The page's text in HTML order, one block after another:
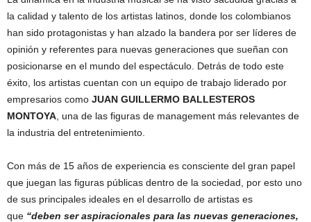
la calidad y talento de los artistas latinos, donde los colombianos
han sido protagonistas y han alzado la bandera por ser líderes de
opinión y referentes para nuevas generaciones que sueñan con
posicionarse en el mundo del espectáculo. Detrás de todo este
éxito, los artistas cuentan con un equipo de trabajo liderado por
empresarios como JUAN GUILLERMO BALLESTEROS
MONTOYA , una de las figuras de management más relevantes de
la industria del entretenimiento.
Con más de 15 años de experiencia es consciente del gran papel
que juegan las figuras públicas dentro de la sociedad, por esto uno
de sus principales ideales en el desarrollo de artistas es
que “deben ser aspiracionales para las nuevas generaciones,